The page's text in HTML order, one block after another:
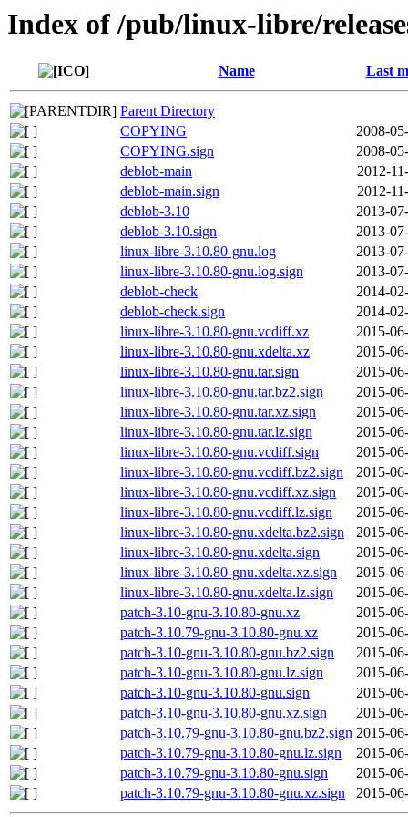
Index of /pub/linux-libre/
Name Last
Parent Directory
COPYING
2008-
COPYING.sign
2008-
deblob-main
2012-
deblob-main.sign
2012-
deblob-3.10
2013-
deblob-3.10.sign
2013-
linux-libre-3.10.80-gnu.log
2013-
linux-libre-3.10.80-gnu.log.sign
2013-
deblob-check
2014-
deblob-check.sign
2014-
linux-libre-3.10.80-gnu.vcdiff.xz
2015-
linux-libre-3.10.80-gnu.xdelta.xz
2015-
linux-libre-3.10.80-gnu.tar.sign
2015-
linux-libre-3.10.80-gnu.tar.bz2.sign
2015-
linux-libre-3.10.80-gnu.tar.xz.sign
2015-
linux-libre-3.10.80-gnu.tar.lz.sign
2015-
linux-libre-3.10.80-gnu.vcdiff.sign
2015-
linux-libre-3.10.80-gnu.vcdiff.bz2.sign
2015-
linux-libre-3.10.80-gnu.vcdiff.xz.sign
2015-
linux-libre-3.10.80-gnu.vcdiff.lz.sign
2015-
linux-libre-3.10.80-gnu.xdelta.bz2.sign
2015-
linux-libre-3.10.80-gnu.xdelta.sign
2015-
linux-libre-3.10.80-gnu.xdelta.xz.sign
2015-
linux-libre-3.10.80-gnu.xdelta.lz.sign
2015-
patch-3.10-gnu-3.10.80-gnu.xz
2015-
patch-3.10.79-gnu-3.10.80-gnu.xz
2015-
patch-3.10-gnu-3.10.80-gnu.bz2.sign
2015-
patch-3.10-gnu-3.10.80-gnu.lz.sign
2015-
patch-3.10-gnu-3.10.80-gnu.sign
2015-
patch-3.10-gnu-3.10.80-gnu.xz.sign
2015-
patch-3.10.79-gnu-3.10.80-gnu.bz2.sign 2015-
patch-3.10.79-gnu-3.10.80-gnu.lz.sign
2015-
patch-3.10.79-gnu-3.10.80-gnu.sign
2015-
patch-3.10.79-gnu-3.10.80-gnu.xz.sign
2015-